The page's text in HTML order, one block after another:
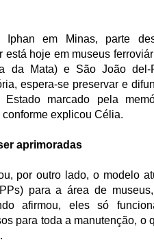
Iphan em Minas, parte
hoje em museus
da Mata) e São João del-
espera-se preservar e
marcado pela
explicou Célia.
aprimoradas
por outro lado, o modelo
para a área de
afirmou, eles só
para toda a manutenção, o